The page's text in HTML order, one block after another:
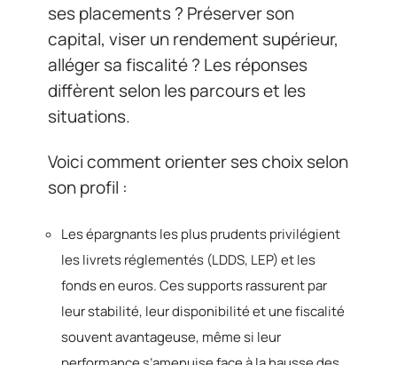
ses placements ? Préserver son
capital, viser un rendement supérieur,
alléger sa fiscalité ? Les réponses
diffèrent selon les parcours et les
situations.
Voici comment orienter ses choix selon
son profil :
Les épargnants les plus prudents privilégient
les livrets réglementés (LDDS, LEP) et les
fonds en euros. Ces supports rassurent par
leur stabilité, leur disponibilité et une fiscalité
souvent avantageuse, même si leur